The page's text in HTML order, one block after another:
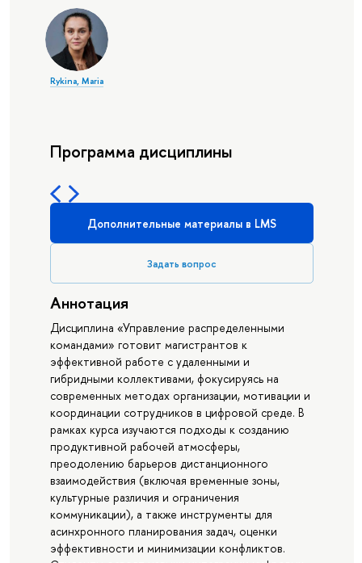
Rykina, Maria
Программа дисциплины
Дополнительные материалы в LMS
Задать вопрос
Аннотация
Дисциплина «Управление распределенными
командами» готовит магистрантов к
эффективной работе с удаленными и
гибридными коллективами, фокусируясь на
современных методах организации, мотивации и
координации сотрудников в цифровой среде. В
рамках курса изучаются подходы к созданию
продуктивной рабочей атмосферы,
преодолению барьеров дистанционного
взаимодействия (включая временные зоны,
культурные различия и ограничения
коммуникации), а также инструменты для
асинхронного планирования задач, оценки
эффективности и минимизации конфликтов.